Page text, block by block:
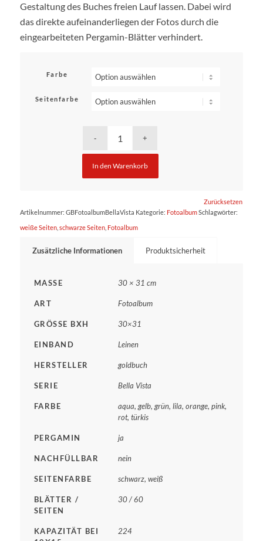
Gestaltung des Buches freien Lauf lassen. Dabei wird
das direkte aufeinanderliegen der Fotos durch die
eingearbeiteten Pergamin-Blätter verhindert.
Farbe
Seitenfarbe
Zurücksetzen
In den Warenkorb
Artikelnummer: GBFotoalbumBellaVista Kategorie: FotoalbumSchlagwörter:
weiße Seiten, schwarze Seiten, Fotoalbum
Zusätzliche Informationen Produktsicherheit
MASSE 30 × 31 cm
ART Fotoalbum
GRÖSSE BXH 30×31
EINBAND Leinen
HERSTELLER goldbuch
SERIE Bella Vista
FARBE
aqua, gelb, grün, lila, orange, pink,
rot, türkis
PERGAMIN ja
NACHFÜLLBAR nein
SEITENFARBE schwarz, weiß
BLÄTTER /
SEITEN
30 / 60
KAPAZITÄT BEI
224